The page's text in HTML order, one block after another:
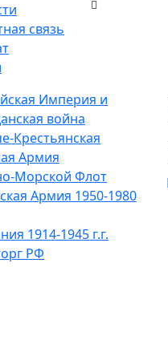
связь
Империя и
война
Крестьянская
Армия
Морской Флот
Армия 1950-1980
1914-1945 г.г.
РФ